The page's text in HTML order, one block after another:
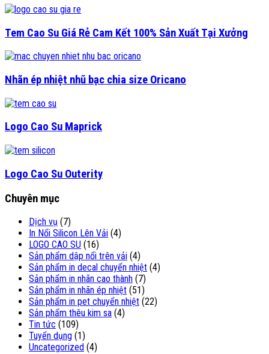
Tem Cao Su Giá Rẻ Cam Kết 100% Sản Xuất Tại Xưởng
Nhãn ép nhiệt nhũ bạc chia size Oricano
Logo Cao Su Maprick
Logo Cao Su Outerity
Chuyên mục
Dịch vụ (7)
In Nổi Silicon Lên Vải (4)
LOGO CAO SU (16)
Sản phẩm dập nổi trên vải (4)
Sản phẩm in decal chuyển nhiệt (4)
Sản phẩm in nhãn cao thành (7)
Sản phẩm in nhãn ép nhiệt (51)
Sản phẩm in pet chuyển nhiệt (22)
Sản phẩm thêu kim sa (4)
Tin tức (109)
Tuyển dụng (1)
Uncategorized (4)